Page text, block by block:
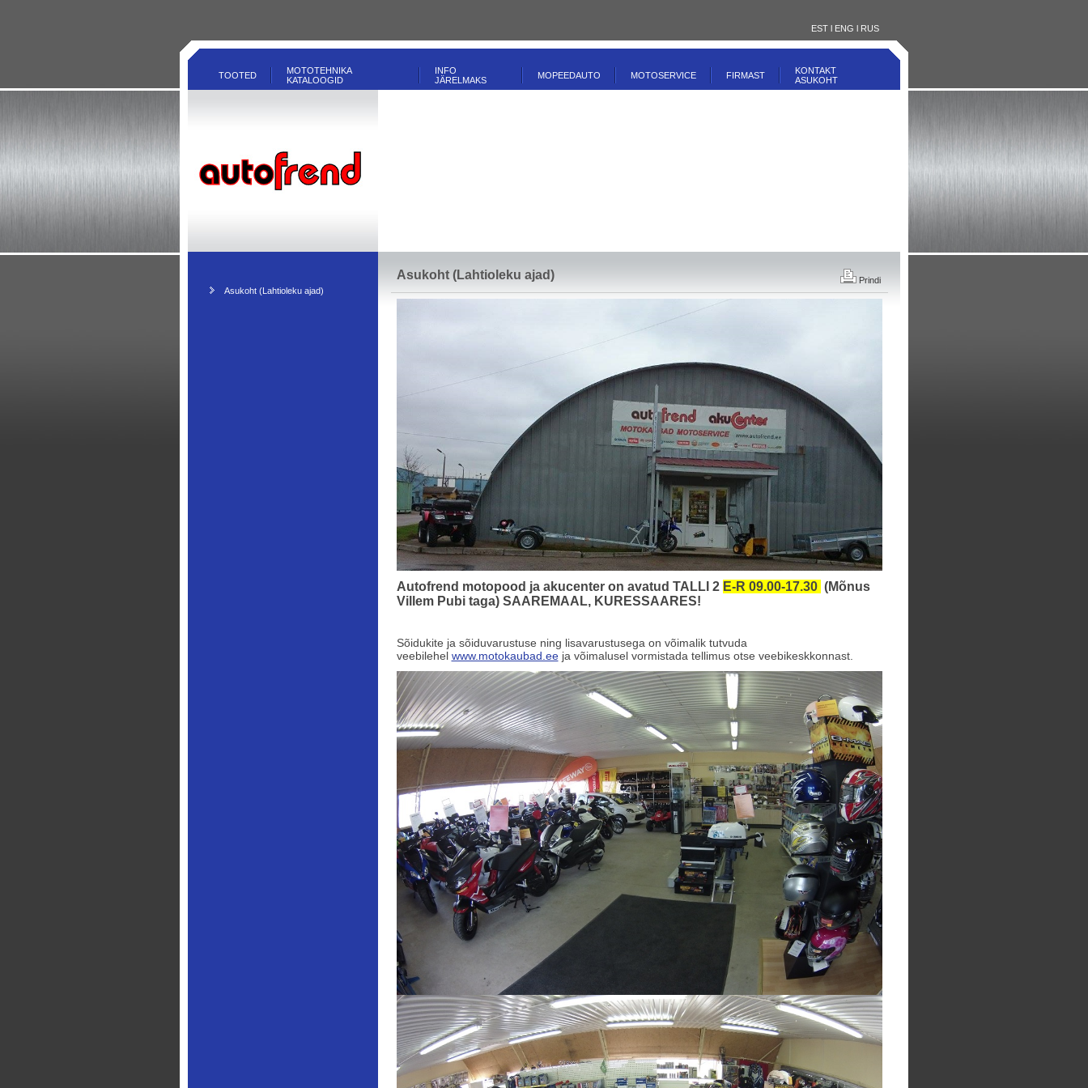
ESTl ENG l RUS
TOOTED
MOTOTEHNIKA
KATALOOGID
INFO
JÄRELMAKS
MOPEEDAUTO MOTOSERVICE FIRMAST
KONTAKT
ASUKOHT
Asukoht (Lahtioleku ajad)
Asukoht (Lahtioleku ajad) Prindi
Autofrend motopood ja akucenter on avatud TALLI 2 E-R 09.00-17.30 (Mõnus
Villem Pubi taga) SAAREMAAL, KURESSAARES!
Sõidukite ja sõiduvarustuse ning lisavarustusega on võimalik tutvuda
veebilehel www.motokaubad.ee ja võimalusel vormistada tellimus otse veebikeskkonnast.